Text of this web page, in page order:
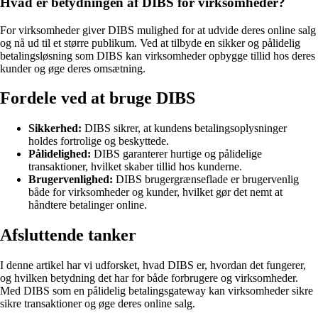
For virksomheder giver DIBS mulighed for at udvide deres online salg
og nå ud til et større publikum. Ved at tilbyde en sikker og pålidelig
betalingsløsning som DIBS kan virksomheder opbygge tillid hos deres
kunder og øge deres omsætning.
Fordele ved at bruge DIBS
Sikkerhed: DIBS sikrer, at kundens betalingsoplysninger
holdes fortrolige og beskyttede.
Pålidelighed: DIBS garanterer hurtige og pålidelige
transaktioner, hvilket skaber tillid hos kunderne.
Brugervenlighed: DIBS brugergrænseflade er brugervenlig
både for virksomheder og kunder, hvilket gør det nemt at
håndtere betalinger online.
Afsluttende tanker
I denne artikel har vi udforsket, hvad DIBS er, hvordan det fungerer,
og hvilken betydning det har for både forbrugere og virksomheder.
Med DIBS som en pålidelig betalingsgateway kan virksomheder sikre
sikre transaktioner og øge deres online salg.